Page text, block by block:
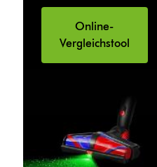
Online-
Vergleichstool